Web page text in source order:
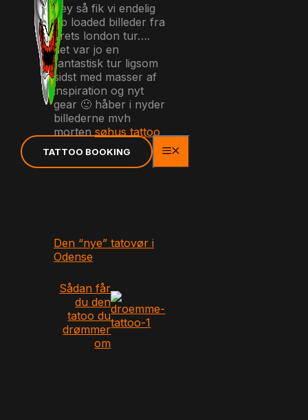
TATTOO BOOKING
hey så fik vi endelig
op loaded billeder fra
årets london tur….
det var jo en
fantastisk tur ligsom
sidst med masser af
inspiration og nyt
gear 🙂 håber i nyder
billederne mvh
morten søhus tattoo
Den “nye” tatovør i
Odense
Sådan får
du den
tatoo du
drømmer
om